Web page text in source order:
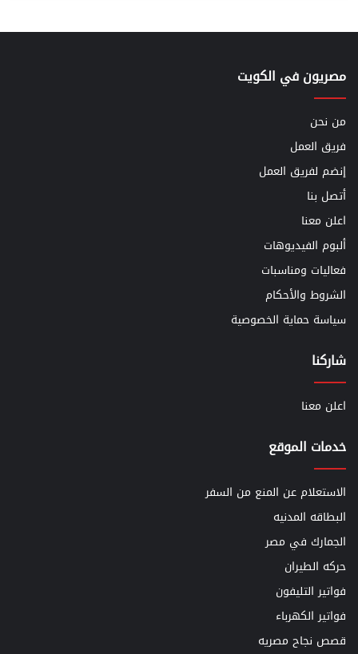
مصريون في الكويت
من نحن
فريق العمل
إنضم لفريق العمل
أتصل بنا
اعلن معنا
ألبوم الفيديوهات
فعاليات ومناسبات
الشروط والأحكام
سياسة حماية الخصوصية
شاركنا
اعلن معنا
خدمات الموقع
الاستعلام عن المنع من السفر
البطاقه المدنيه
الجمارك في مصر
حركه الطيران
فواتير التليفون
فواتير الكهرباء
قصص نجاح مصريه